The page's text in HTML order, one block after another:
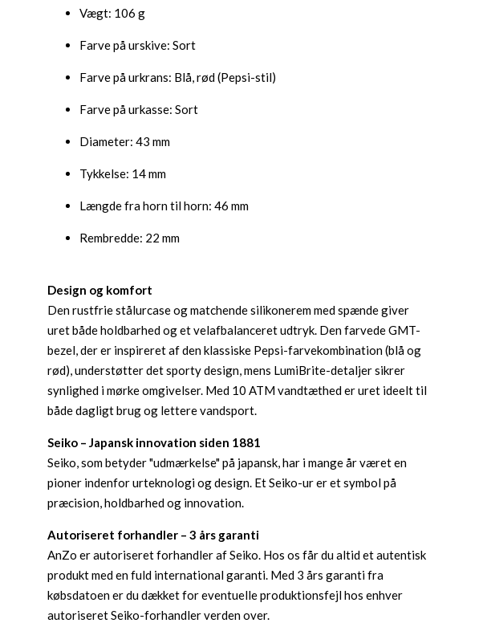
Vægt: 106 g
Farve på urskive: Sort
Farve på urkrans: Blå, rød (Pepsi-stil)
Farve på urkasse: Sort
Diameter: 43 mm
Tykkelse: 14 mm
Længde fra horn til horn: 46 mm
Rembredde: 22 mm
Design og komfort
Den rustfrie stålurcase og matchende silikonerem med spænde giver
uret både holdbarhed og et velafbalanceret udtryk. Den farvede GMT-
bezel, der er inspireret af den klassiske Pepsi-farvekombination (blå og
rød), understøtter det sporty design, mens LumiBrite-detaljer sikrer
synlighed i mørke omgivelser. Med 10 ATM vandtæthed er uret ideelt til
både dagligt brug og lettere vandsport.
Seiko – Japansk innovation siden 1881
Seiko, som betyder "udmærkelse" på japansk, har i mange år været en
pioner indenfor urteknologi og design. Et Seiko-ur er et symbol på
præcision, holdbarhed og innovation.
Autoriseret forhandler – 3 års garanti
AnZo er autoriseret forhandler af Seiko. Hos os får du altid et autentisk
produkt med en fuld international garanti. Med 3 års garanti fra
købsdatoen er du dækket for eventuelle produktionsfejl hos enhver
autoriseret Seiko-forhandler verden over.